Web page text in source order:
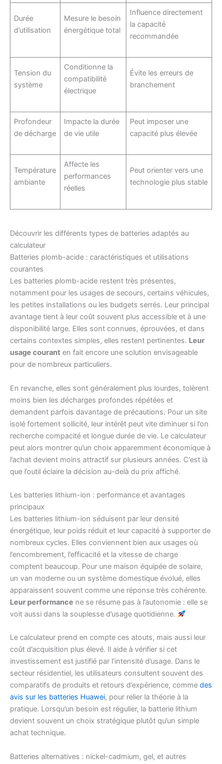
Durée
d’utilisation
Mesure le besoin
énergétique total
Influence directement
la capacité
recommandée
Tension du
système
Conditionne la
compatibilité
électrique
Évite les erreurs de
branchement
Profondeur
de décharge
Impacte la durée
de vie utile
Peut imposer une
capacité plus élevée
Température
ambiante
Affecte les
performances
réelles
Peut orienter vers une
technologie plus stable
Découvrir les différents types de batteries adaptés au
calculateur
Batteries plomb-acide : caractéristiques et utilisations
courantes
Les batteries plomb-acide restent très présentes,
notamment pour les usages de secours, certains véhicules,
les petites installations ou les budgets serrés. Leur principal
avantage tient à leur coût souvent plus accessible et à une
disponibilité large. Elles sont connues, éprouvées, et dans
certains contextes simples, elles restent pertinentes. Leur
usage courant en fait encore une solution envisageable
pour de nombreux particuliers.
En revanche, elles sont généralement plus lourdes, tolèrent
moins bien les décharges profondes répétées et
demandent parfois davantage de précautions. Pour un site
isolé fortement sollicité, leur intérêt peut vite diminuer si l’on
recherche compacité et longue durée de vie. Le calculateur
peut alors montrer qu’un choix apparemment économique à
l’achat devient moins attractif sur plusieurs années. C’est là
que l’outil éclaire la décision au-delà du prix affiché.
Les batteries lithium-ion : performance et avantages
principaux
Les batteries lithium-ion séduisent par leur densité
énergétique, leur poids réduit et leur capacité à supporter de
nombreux cycles. Elles conviennent bien aux usages où
l’encombrement, l’efficacité et la vitesse de charge
comptent beaucoup. Pour une maison équipée de solaire,
un van moderne ou un système domestique évolué, elles
apparaissent souvent comme une réponse très cohérente.
Leur performance ne se résume pas à l’autonomie : elle se
voit aussi dans la souplesse d’usage quotidienne.
Le calculateur prend en compte ces atouts, mais aussi leur
coût d’acquisition plus élevé. Il aide à vérifier si cet
investissement est justifié par l’intensité d’usage. Dans le
secteur résidentiel, les utilisateurs consultent souvent des
comparatifs de produits et retours d’expérience, comme des
avis sur les batteries Huawei, pour relier la théorie à la
pratique. Lorsqu’un besoin est régulier, la batterie lithium
devient souvent un choix stratégique plutôt qu’un simple
achat technique.
Batteries alternatives : nickel-cadmium, gel, et autres